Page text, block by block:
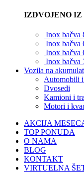
IZDVOJENO IZ
Inox bačva
Inox bačva
Inox bačva
Inox bačva
Vozila na
Automobili
Dvosedi
Kamioni i
Motori i
AKCIJA
TOP PONUDA
O NAMA
BLOG
KONTAKT
VIRTUELNA